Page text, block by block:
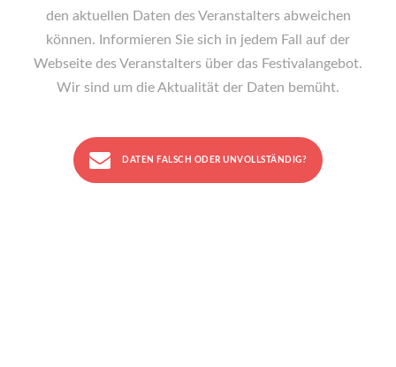
den aktuellen Daten des Veranstalters abweichen
können. Informieren Sie sich in jedem Fall auf der
Webseite des Veranstalters über das Festivalangebot.
Wir sind um die Aktualität der Daten bemüht.
DATEN FALSCH ODER UNVOLLSTÄNDIG?